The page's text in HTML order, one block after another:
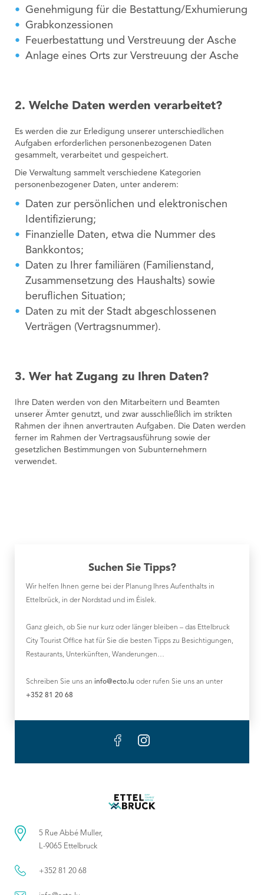
Genehmigung für die Bestattung/Exhumierung
Grabkonzessionen
Feuerbestattung und Verstreuung der Asche
Anlage eines Orts zur Verstreuung der Asche
2. Welche Daten werden verarbeitet?
Es werden die zur Erledigung unserer unterschiedlichen
Aufgaben erforderlichen personenbezogenen Daten
gesammelt, verarbeitet und gespeichert.
Die Verwaltung sammelt verschiedene Kategorien
personenbezogener Daten, unter anderem:
Daten zur persönlichen und elektronischen
Identifizierung;
Finanzielle Daten, etwa die Nummer des
Bankkontos;
Daten zu Ihrer familiären (Familienstand,
Zusammensetzung des Haushalts) sowie
beruflichen Situation;
Daten zu mit der Stadt abgeschlossenen
Verträgen (Vertragsnummer).
3. Wer hat Zugang zu Ihren Daten?
Ihre Daten werden von den Mitarbeitern und Beamten
unserer Ämter genutzt, und zwar ausschließlich im strikten
Rahmen der ihnen anvertrauten Aufgaben. Die Daten werden
ferner im Rahmen der Vertragsausführung sowie der
gesetzlichen Bestimmungen von Subunternehmern
verwendet.
Suchen Sie Tipps?
Wir helfen Ihnen gerne bei der Planung Ihres Aufenthalts in
Ettelbrück, in der Nordstad und im Éislek.
Ganz gleich, ob Sie nur kurz oder länger bleiben – das Ettelbruck
City Tourist Office hat für Sie die besten Tipps zu Besichtigungen,
Restaurants, Unterkünften, Wanderungen…
Schreiben Sie uns an info@ecto.lu oder rufen Sie uns an unter
+352 81 20 68
5 Rue Abbé Muller,
L-9065 Ettelbruck
+352 81 20 68